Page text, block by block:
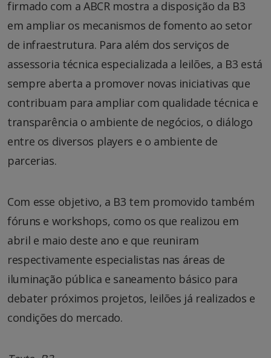
firmado com a ABCR mostra a disposição da B3
em ampliar os mecanismos de fomento ao setor
de infraestrutura. Para além dos serviços de
assessoria técnica especializada a leilões, a B3 está
sempre aberta a promover novas iniciativas que
contribuam para ampliar com qualidade técnica e
transparência o ambiente de negócios, o diálogo
entre os diversos players e o ambiente de
parcerias.
Com esse objetivo, a B3 tem promovido também
fóruns e workshops, como os que realizou em
abril e maio deste ano e que reuniram
respectivamente especialistas nas áreas de
iluminação pública e saneamento básico para
debater próximos projetos, leilões já realizados e
condições do mercado.